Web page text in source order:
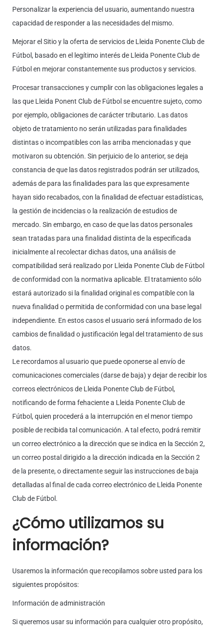
Personalizar la experiencia del usuario, aumentando nuestra
capacidad de responder a las necesidades del mismo.
Mejorar el Sitio y la oferta de servicios de Lleida Ponente Club de
Fútbol, basado en el legítimo interés de Lleida Ponente Club de
Fútbol en mejorar constantemente sus productos y servicios.
Procesar transacciones y cumplir con las obligaciones legales a
las que Lleida Ponent Club de Fútbol se encuentre sujeto, como
por ejemplo, obligaciones de carácter tributario. Las datos
objeto de tratamiento no serán utilizadas para finalidades
distintas o incompatibles con las arriba mencionadas y que
motivaron su obtención. Sin perjuicio de lo anterior, se deja
constancia de que las datos registrados podrán ser utilizados,
además de para las finalidades para las que expresamente
hayan sido recabados, con la finalidad de efectuar estadísticas,
la gestión de incidencias o la realización de estudios de
mercado. Sin embargo, en caso de que las datos personales
sean tratadas para una finalidad distinta de la especificada
inicialmente al recolectar dichas datos, una análisis de
compatibilidad será realizado por Lleida Ponente Club de Fútbol
de conformidad con la normativa aplicable. El tratamiento sólo
estará autorizado si la finalidad original es compatible con la
nueva finalidad o permitida de conformidad con una base legal
independiente. En estos casos el usuario será informado de los
cambios de finalidad o justificación legal del tratamiento de sus
datos.
Le recordamos al usuario que puede oponerse al envío de
comunicaciones comerciales (darse de baja) y dejar de recibir los
correos electrónicos de Lleida Ponente Club de Fútbol,
notificando de forma fehaciente a Lleida Ponente Club de
Fútbol, quien procederá a la interrupción en el menor tiempo
posible de recibida tal comunicación. A tal efecto, podrá remitir
un correo electrónico a la dirección que se indica en la Sección 2,
un correo postal dirigido a la dirección indicada en la Sección 2
de la presente, o directamente seguir las instrucciones de baja
detalladas al final de cada correo electrónico de Lleida Ponente
Club de Fútbol.
¿Cómo utilizamos su
información?
Usaremos la información que recopilamos sobre usted para los
siguientes propósitos:
Información de administración
Si queremos usar su información para cualquier otro propósito,